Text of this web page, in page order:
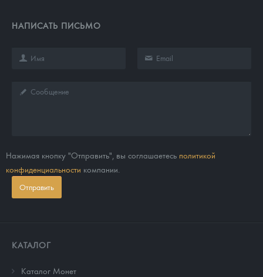
НАПИСАТЬ ПИСЬМО
Нажимая кнопку "Отправить", вы соглашаетесь политикой
конфиденциальности компании.
Отправить
КАТАЛОГ
Каталог Монет